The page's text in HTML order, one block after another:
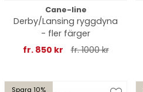
Cane-line
Derby/Lansing ryggdyna
- fler färger
fr. 850 kr
fr. 1000 kr
Spara 10%